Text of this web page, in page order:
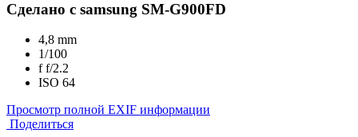
Сделано с samsung SM-G900FD
4,8 mm
1/100
ff/2.2
ISO 64
Просмотр полной EXIF информации
Поделиться